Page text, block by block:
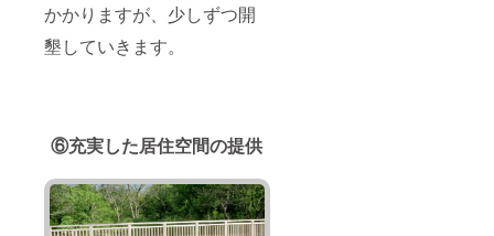
かかりますが、少しずつ開
墾していきます。
⑥充実した居住空間の提供